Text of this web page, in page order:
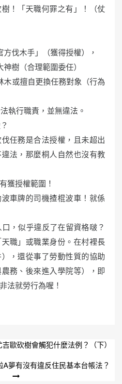
！「天職何罪之有」！（仗
伐木手」（獲得授權），
樹（合理範圍委任）
木或擅自更換任務對象（行為
執行職責，並無違法。
任務是合法授權，且未超出
法，那麼桐人自然也沒有教
獲授權範圍！
車牌的司機揸棍波車！就係
，似乎違反了在留資格啵？
職」或職業身份。在村裡長
，還從事了勞動性質的協助
務、後來進入學院等），即
法就勞行為喔！
歐砍樹會觸犯什麼法例？（下）
夢有沒有違反住民基本台帳法？